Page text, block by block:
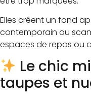
Elles créent un fond
contemporain ou
espaces de repos ou
Le chic
taupes et